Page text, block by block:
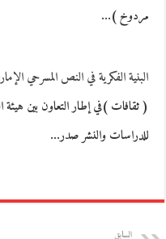
مردوخ )…
البنية الفكرية في النص المسرحي
( ثقافات )في إطار التعاون بين هيئة
للدراسات والنشر صدر…
السابق